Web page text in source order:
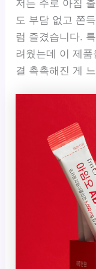
저는 주로 아침
도 부담 없고 쫀
럼 즐겼습니다.
려웠는데 이 제
결 촉촉해진 게